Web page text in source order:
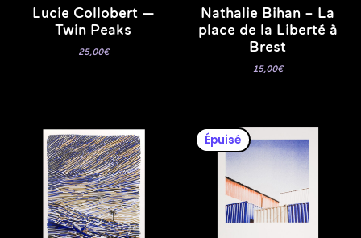
Lucie Collobert —
Twin Peaks
25,00€
Nathalie Bihan – La
place de la Liberté à
Brest
15,00€
Épuisé